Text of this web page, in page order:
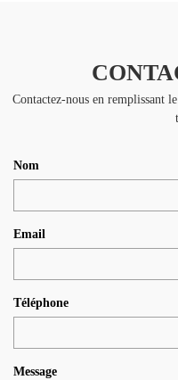
Contactez-nous en remplissant
Nom
Email
Téléphone
Message